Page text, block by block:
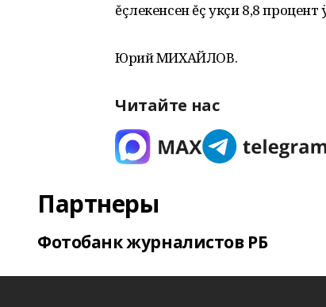
ĕçлекенсен ĕç укçи 8,8 процент
Юрий МИХАЙЛОВ.
Читайте нас
Партнеры
Фотобанк журналистов РБ